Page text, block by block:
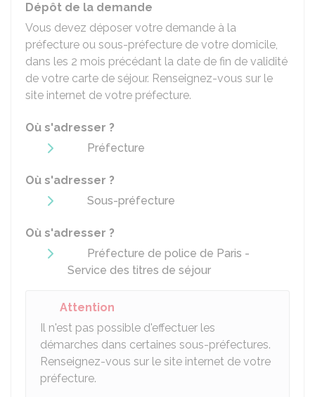
Dépôt de la demande
Vous devez déposer votre demande à la
préfecture ou sous-préfecture de votre domicile,
dans les 2 mois précédant la date de fin de validité
de votre carte de séjour. Renseignez-vous sur le
site internet de votre préfecture.
Où s'adresser ?
Préfecture
Où s'adresser ?
Sous-préfecture
Où s'adresser ?
Préfecture de police de Paris -
Service des titres de séjour
Attention
Il n'est pas possible d'effectuer les
démarches dans certaines sous-préfectures.
Renseignez-vous sur le site internet de votre
préfecture.